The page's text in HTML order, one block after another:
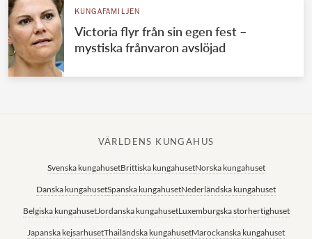
KUNGAFAMILJEN
Victoria flyr från sin egen fest –
mystiska frånvaron avslöjad
VÄRLDENS KUNGAHUS
Svenska kungahusetBrittiska kungahusetNorska kungahuset
Danska kungahusetSpanska kungahusetNederländska kungahuset
Belgiska kungahusetJordanska kungahusetLuxemburgska storhertighuset
Japanska kejsarhusetThailändska kungahusetMarockanska kungahuset